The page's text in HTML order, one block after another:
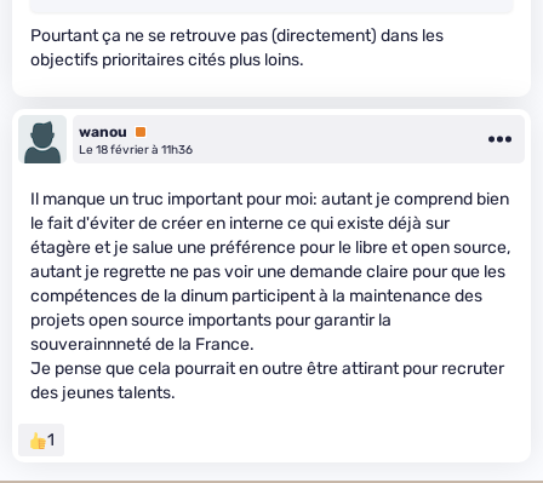
Pourtant ça ne se retrouve pas (directement) dans les
objectifs prioritaires cités plus loins.
wanou
Premium
Le 18 février à 11h36
Il manque un truc important pour moi: autant je comprend bien
le fait d'éviter de créer en interne ce qui existe déjà sur
étagère et je salue une préférence pour le libre et open source,
autant je regrette ne pas voir une demande claire pour que les
compétences de la dinum participent à la maintenance des
projets open source importants pour garantir la
souverainnneté de la France.
Je pense que cela pourrait en outre être attirant pour recruter
des jeunes talents.
1